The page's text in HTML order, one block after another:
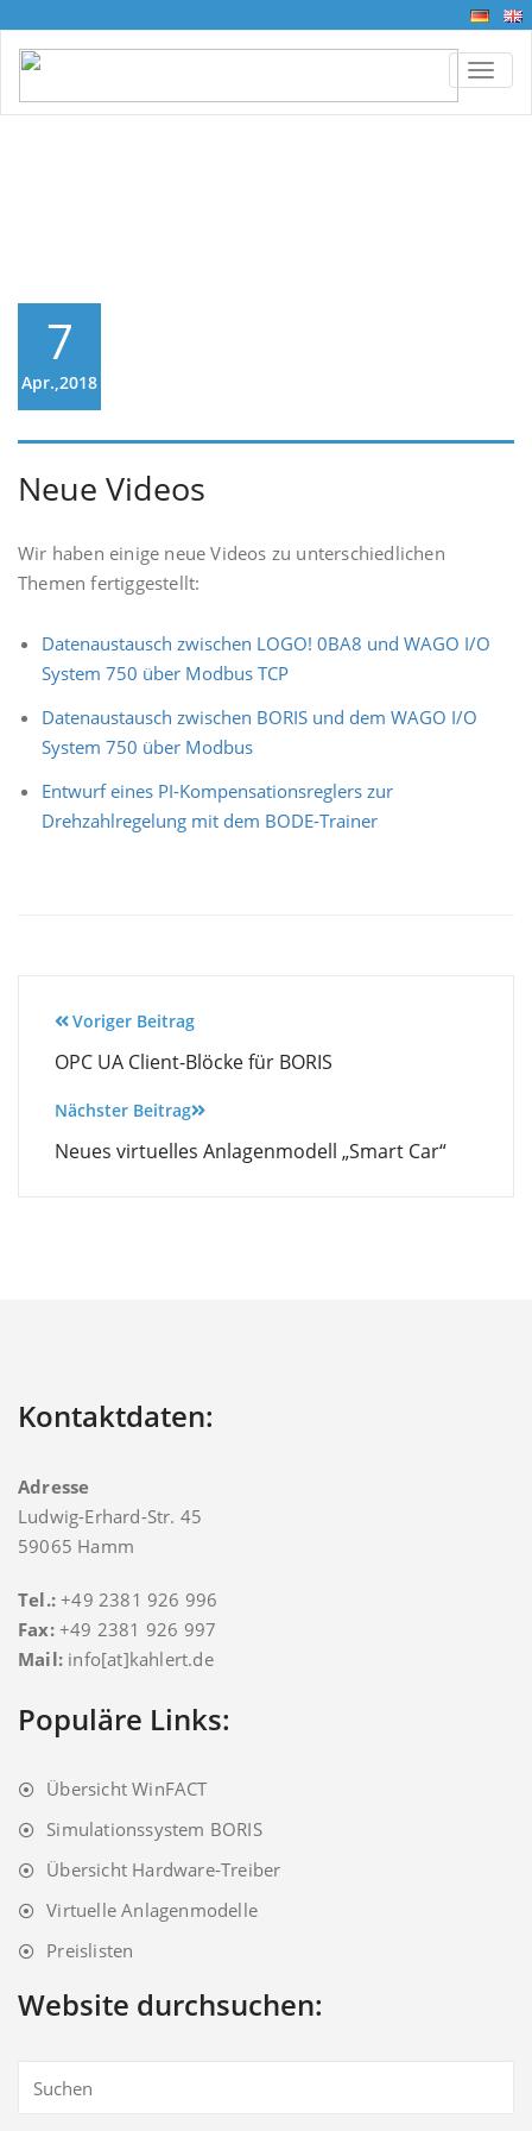
7
Apr.,2018
Neue Videos
Wir haben einige neue Videos zu unterschiedlichen
Themen fertiggestellt:
Datenaustausch zwischen LOGO! 0BA8 und WAGO I/O
System 750 über Modbus TCP
Datenaustausch zwischen BORIS und dem WAGO I/O
System 750 über Modbus
Entwurf eines PI-Kompensationsreglers zur
Drehzahlregelung mit dem BODE-Trainer
Beitragsnavigation
Voriger Beitrag
OPC UA Client-Blöcke für BORIS
Nächster Beitrag
Neues virtuelles Anlagenmodell „Smart Car“
Kontaktdaten:
Adresse
Ludwig-Erhard-Str. 45
59065 Hamm
Tel.:+49 2381 926 996
Fax: +49 2381 926 997
Mail: info[at]kahlert.de
Populäre Links:
Übersicht WinFACT
Simulationssystem BORIS
Übersicht Hardware-Treiber
Virtuelle Anlagenmodelle
Preislisten
Website durchsuchen: